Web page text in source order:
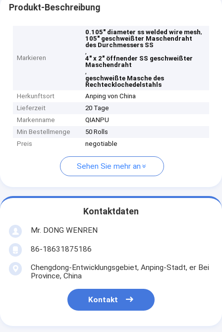
Produkt-Beschreibung
Markieren
0.105" diameter ss welded wire mesh,
105" geschweißter Maschendraht
des Durchmessers SS
,
4" x 2" öffnender SS geschweißter
Maschendraht
,
geschweißte Masche des
Rechtecklochedelstahls
Herkunftsort
Anping von China
Lieferzeit
20 Tage
Markenname
QIANPU
Min Bestellmenge
50 Rolls
Preis
negotiable
Sehen Sie mehr an
Kontaktdaten
Mr. DONG WENREN
86-18631875186
Chengdong-Entwicklungsgebiet, Anping-Stadt, er Bei
Province, China
Kontakt